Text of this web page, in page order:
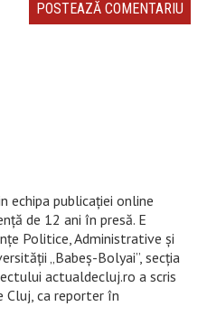
echipa publicației online
de 12 ani în presă. E
Politice, Administrative și
„Babeș-Bolyai”, secția
actualdecluj.ro a scris
Cluj, ca reporter în